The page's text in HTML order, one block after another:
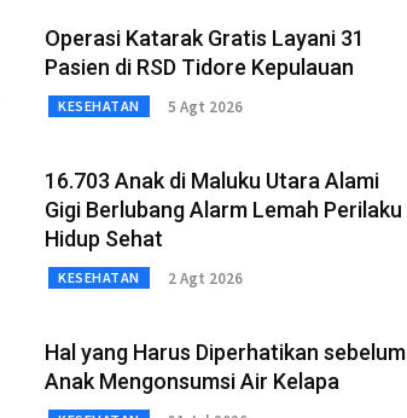
Operasi Katarak Gratis Layani 31
Pasien di RSD Tidore Kepulauan
KESEHATAN 5 Agt 2026
16.703 Anak di Maluku Utara Alami
Gigi Berlubang Alarm Lemah Perilaku
Hidup Sehat
KESEHATAN 2 Agt 2026
Hal yang Harus Diperhatikan sebelum
Anak Mengonsumsi Air Kelapa